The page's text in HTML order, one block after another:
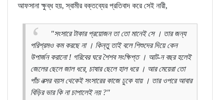
আফসানা ক্ষুব্ধ হয়, স্বামীর বক্তব্যের প্রতিবাদ করে সেই নারী,
"সংসারে টাকার প্রয়োজন তা তো মানেই সে । তার জন্য
পরিশ্রমও কম করছে না । কিন্তু তাই বলে শিশুদের দিয়ে কেন
উপার্জন করানো ! গরিবের ঘরে শৈশব সংক্ষিপ্ত । আট-ন বছর হলেই
জেলের ছেলে জাল ধরে, চাষার ছেলে হাল ধরে । আর মেয়েরা তো
পাঁচ বত্সর বয়স থেকেই সংসারের কাজে ঢুকে যায় । তার ওপরে আবার
বিড়ির ভার কি না চাপালেই নয় ?"